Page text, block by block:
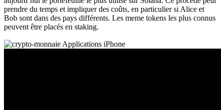
prendre du temps et impliquer des coûts, en particulier si Alice et
Bob sont dans des pays différents. Les meme tokens les plus connus
peuvent être placés en staking.